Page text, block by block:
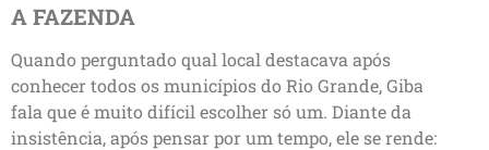
A FAZENDA
Quando perguntado qual local destacava após
conhecer todos os municípios do Rio Grande, Giba
fala que é muito difícil escolher só um. Diante da
insistência, após pensar por um tempo, ele se rende: